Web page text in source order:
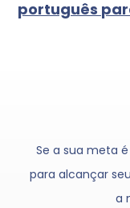
português
Se a sua meta
para alcançar
a